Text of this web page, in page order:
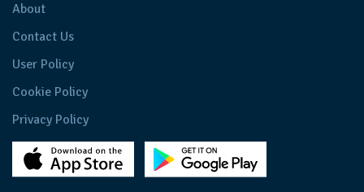
About
Contact Us
User Policy
Cookie Policy
Privacy Policy